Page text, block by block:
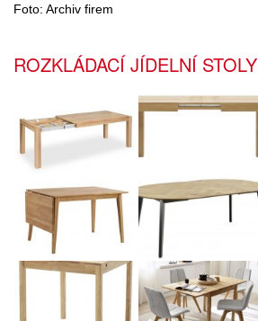
Foto: Archiv firem
ROZKLÁDACÍ JÍDELNÍ STOLY